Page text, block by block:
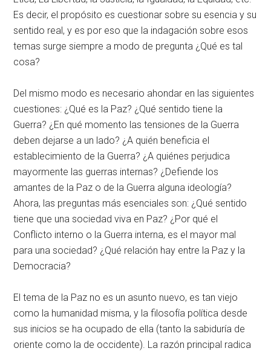
Es decir, el propósito es cuestionar sobre su esencia y su
sentido real, y es por eso que la indagación sobre esos
temas surge siempre a modo de pregunta ¿Qué es tal
cosa?
Del mismo modo es necesario ahondar en las siguientes
cuestiones: ¿Qué es la Paz? ¿Qué sentido tiene la
Guerra? ¿En qué momento las tensiones de la Guerra
deben dejarse a un lado? ¿A quién beneficia el
establecimiento de la Guerra? ¿A quiénes perjudica
mayormente las guerras internas? ¿Defiende los
amantes de la Paz o de la Guerra alguna ideología?
Ahora, las preguntas más esenciales son: ¿Qué sentido
tiene que una sociedad viva en Paz? ¿Por qué el
Conflicto interno o la Guerra interna, es el mayor mal
para una sociedad? ¿Qué relación hay entre la Paz y la
Democracia?
El tema de la Paz no es un asunto nuevo, es tan viejo
como la humanidad misma, y la filosofía política desde
sus inicios se ha ocupado de ella (tanto la sabiduría de
oriente como la de occidente). La razón principal radica